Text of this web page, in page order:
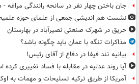
جان باختن چهار نفر در سانحه رانندگی مراغه
نشست هم اندیشی جمعی از علمای حوزه
حریق در شهرک صنعتی نصیرآباد در بهارستان
مذاکرات تنگه با عمان باید چگونه باشد؟
بیانیه تند فیفا در دفاع از آقای رئیس!
آیا روند عدلیه در مقابله با فساد تغییری کرده
آمریکا از طریق ترکیه تسلیحات و مهمات به